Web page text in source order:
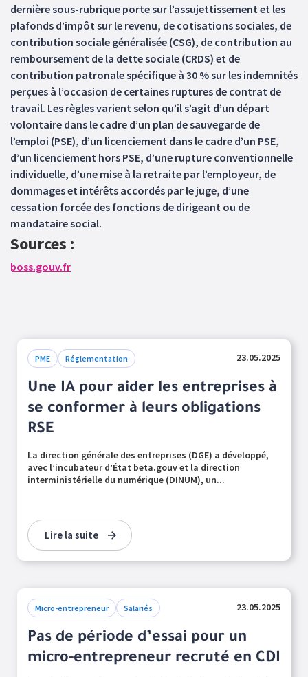
dernière sous-rubrique porte sur l’assujettissement et les
plafonds d’impôt sur le revenu, de cotisations sociales, de
contribution sociale généralisée (CSG), de contribution au
remboursement de la dette sociale (CRDS) et de
contribution patronale spécifique à 30 % sur les indemnités
perçues à l’occasion de certaines ruptures de contrat de
travail. Les règles varient selon qu’il s’agit d’un départ
volontaire dans le cadre d’un plan de sauvegarde de
l’emploi (PSE), d’un licenciement dans le cadre d’un PSE,
d’un licenciement hors PSE, d’une rupture conventionnelle
individuelle, d’une mise à la retraite par l’employeur, de
dommages et intérêts accordés par le juge, d’une
cessation forcée des fonctions de dirigeant ou de
mandataire social.
Sources :
boss.gouv.fr
PME Réglementation 23.05.2025
Une IA pour aider les entreprises à
se conformer à leurs obligations
RSE
La direction générale des entreprises (DGE) a développé,
avec l’incubateur d’État beta.gouv et la direction
interministérielle du numérique (DINUM), un...
Lire la suite
Micro-entrepreneur Salariés 23.05.2025
Pas de période d’essai pour un
micro-entrepreneur recruté en CDI